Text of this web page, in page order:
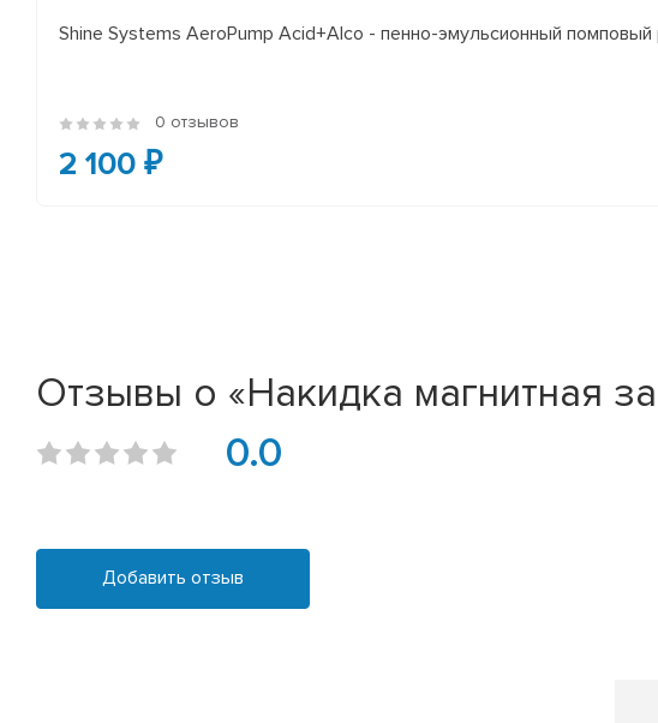
Shine Systems AeroPump Acid+Alco - пенно-эмульсионный
0 отзывов
2 100 ₽
Отзывы о «Накидка магнитная
0.0
Добавить отзыв